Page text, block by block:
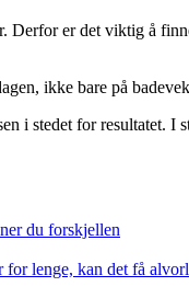
Derfor er det viktig å
ikke bare på
i stedet for resultatet.
du forskjellen
for lenge, kan det få